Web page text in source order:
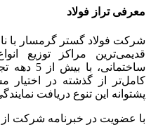
معرفی تراز فولاد
شرکت فولاد گستر گرمسار با
قدیمی‌ترین مراکز توزیع
کامل‌تر از گذشته در اختیار
پشتوانه این تنوع دریافت
با عضویت در خبرنامه شرکت